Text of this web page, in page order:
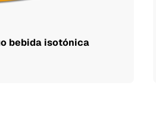
bebida isotónica